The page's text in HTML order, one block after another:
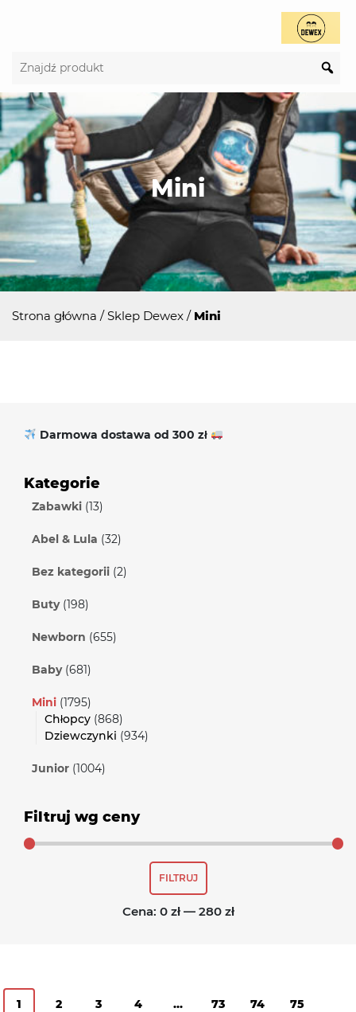
Mini
Strona główna /Sklep Dewex / Mini
Darmowa dostawa od 300 zł
Kategorie
Zabawki (13)
Abel & Lula (32)
Bez kategorii (2)
Buty (198)
Newborn (655)
Baby (681)
Mini (1795)
Chłopcy (868)
Dziewczynki (934)
Junior (1004)
Filtruj wg ceny
Cena
min
Cena
max
FILTRUJ
Cena: 0 zł— 280 zł
1 2 3 4 … 73 74 75